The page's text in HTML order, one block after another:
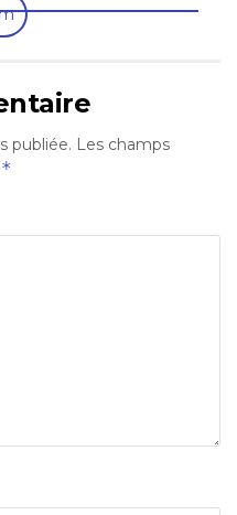
publiée. Les champs
*